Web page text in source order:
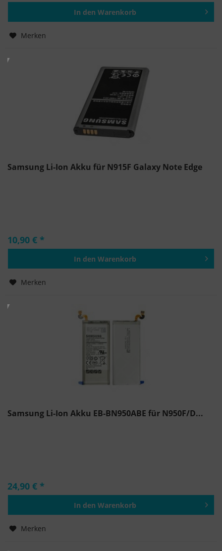
In den Warenkorb
Merken
Samsung Li-Ion Akku für N915F Galaxy Note Edge
10,90 € *
In den Warenkorb
Merken
Samsung Li-Ion Akku EB-BN950ABE für N950F/D...
24,90 € *
In den Warenkorb
Merken